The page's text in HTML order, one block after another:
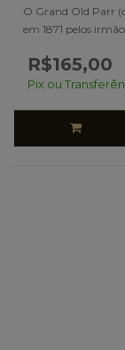
O Grand Old Parr
em 1871 pelos
R$165,00
Pix ou